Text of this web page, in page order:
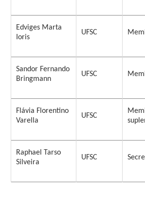
Edviges Marta
Ioris
UFSC
Sandor Fernando
Bringmann
UFSC
Flávia Florentino
Varella
UFSC
Raphael Tarso
Silveira
UFSC